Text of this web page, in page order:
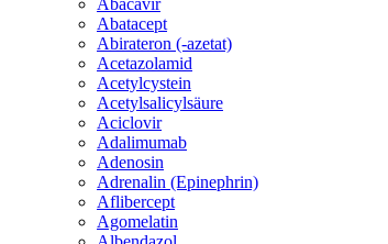
Abacavir
Abatacept
Abirateron (-azetat)
Acetazolamid
Acetylcystein
Acetylsalicylsäure
Aciclovir
Adalimumab
Adenosin
Adrenalin (Epinephrin)
Aflibercept
Agomelatin